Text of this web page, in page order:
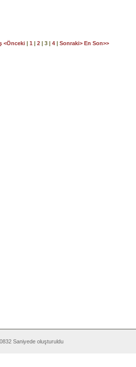
<Önceki | 1 | 2 | 3 | 4 | Sonraki> En Son>>
Saniyede oluşturuldu